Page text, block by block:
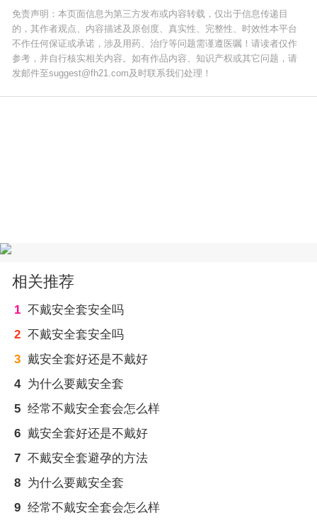
免责声明：本页面信息为第三方发布或内容转载，仅出于信息传递目
的，其作者观点、内容描述及原创度、真实性、完整性、时效性本平台
不作任何保证或承诺，涉及用药、治疗等问题需谨遵医嘱！请读者仅作
参考，并自行核实相关内容。如有作品内容、知识产权或其它问题，请
发邮件至suggest@fh21.com及时联系我们处理！
相关推荐
1 不戴安全套安全吗
2 不戴安全套安全吗
3 戴安全套好还是不戴好
4 为什么要戴安全套
5 经常不戴安全套会怎么样
6 戴安全套好还是不戴好
7 不戴安全套避孕的方法
8 为什么要戴安全套
9 经常不戴安全套会怎么样